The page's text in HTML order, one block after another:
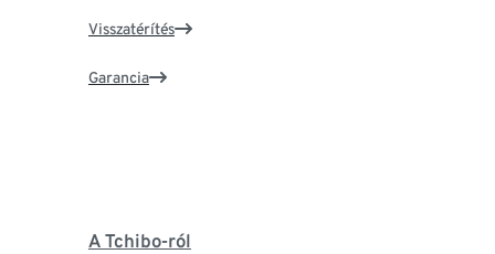
Visszatérítés
Garancia
A Tchibo-ról